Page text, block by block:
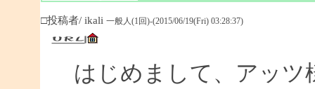
□投稿者/ ikali 一般人(1回)-(2015/06/19(Fri) 03:28:37)
はじめまして、アッツ